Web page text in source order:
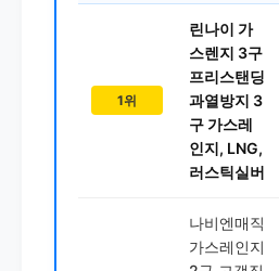
1위
린나이 가
스렌지 3구
프리스탠딩
과열방지 3
구 가스레
인지, LNG,
러스틱실버
나비엔매직
가스레인지